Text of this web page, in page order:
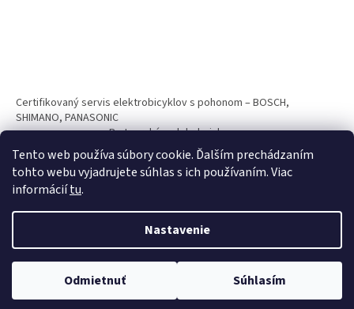
Tento web používa súbory cookie. Ďalším prechádzaním
tohto webu vyjadrujete súhlas s ich používaním. Viac
informáciítu.
Nastavenie
Odmietnuť Súhlasím
Certifikovaný servis elektrobicyklov s pohonom – BOSCH,
SHIMANO, PANASONIC
Partnerský web hokejshop.eu
Vytvoril Shoptet
Copyright 2026BICYKLE SPAIZ shop . Všetky práva vyhradené.